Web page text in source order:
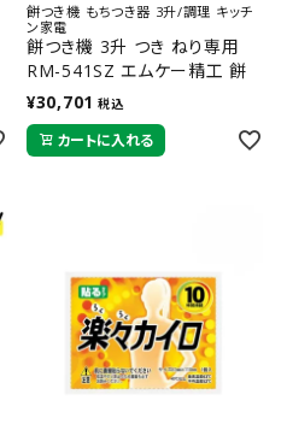
餅つき機 もちつき器 3升/調理 キッチ
ン家電
餅つき機 3升 つき ねり専用
RM-541SZ エムケー精工 餅
つき器 大容量 業務用 祭り イ
ベント みそ豆ねり
¥30,701 税込
カートに入れる